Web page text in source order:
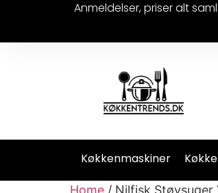
Anmeldelser, priser alt
Køkkenmaskiner
Home / Nilfisk